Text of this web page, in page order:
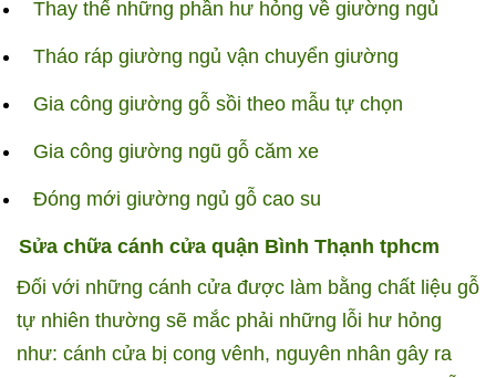
Thay thế những phần hư hỏng về giường ngủ
Tháo ráp giường ngủ vận chuyển giường
Gia công giường gỗ sồi theo mẫu tự chọn
Gia công giường ngũ gỗ căm xe
Đóng mới giường ngủ gỗ cao su
Sửa chữa cánh cửa quận Bình Thạnh tphcm
Đối với những cánh cửa được làm bằng chất liệu gỗ
tự nhiên thường sẽ mắc phải những lỗi hư hỏng
như: cánh cửa bị cong vênh, nguyên nhân gây ra